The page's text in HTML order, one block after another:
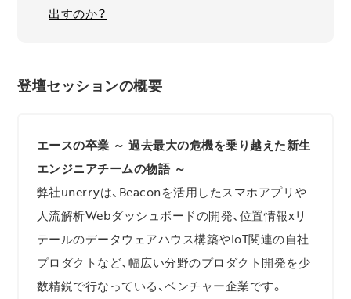
出すのか？
登壇セッションの概要
エースの卒業 ～ 過去最大の危機を乗り越えた新生
エンジニアチームの物語 ～
弊社unerryは、Beaconを活用したスマホアプリや
人流解析Webダッシュボードの開発、位置情報xリ
テールのデータウェアハウス構築やIoT関連の自社
プロダクトなど、幅広い分野のプロダクト開発を少
数精鋭で行なっている、ベンチャー企業です。